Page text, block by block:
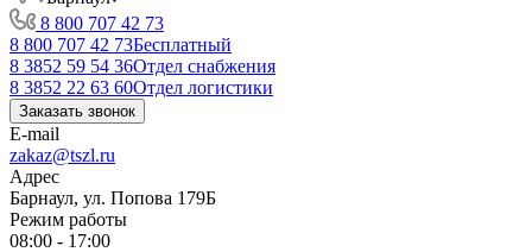
8 800 707 42 73
8 800 707 42 73Бесплатный
8 3852 59 54 36Отдел снабжения
8 3852 22 63 60Отдел логистики
Заказать звонок
E-mail
zakaz@tszl.ru
Адрес
Барнаул, ул. Попова 179Б
Режим работы
08:00 - 17:00